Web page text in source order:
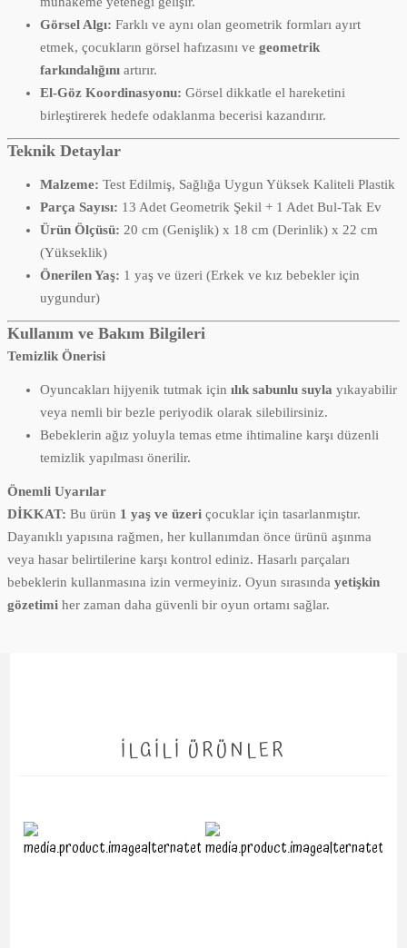
Görsel Algı: Farklı ve aynı olan geometrik formları ayırt
etmek, çocukların görsel hafızasını vegeometrik
farkındalığını artırır.
El-Göz Koordinasyonu: Görsel dikkatle el hareketini
birleştirerek hedefe odaklanma becerisi kazandırır.
Teknik Detaylar
Malzeme: Test Edilmiş, Sağlığa Uygun Yüksek Kaliteli Plastik
Parça Sayısı: 13 Adet Geometrik Şekil + 1 Adet Bul-Tak Ev
Ürün Ölçüsü: 20 cm (Genişlik) x 18 cm (Derinlik) x 22 cm
(Yükseklik)
Önerilen Yaş: 1 yaş ve üzeri (Erkek ve kız bebekler için
uygundur)
Kullanım ve Bakım Bilgileri
Temizlik Önerisi
Oyuncakları hijyenik tutmak içinılık sabunlu suyla yıkayabilir
veya nemli bir bezle periyodik olarak silebilirsiniz.
Bebeklerin ağız yoluyla temas etme ihtimaline karşı düzenli
temizlik yapılması önerilir.
Önemli Uyarılar
DİKKAT: Bu ürün 1 yaş ve üzeri çocuklar için tasarlanmıştır.
Dayanıklı yapısına rağmen, her kullanımdan önce ürünü aşınma
veya hasar belirtilerine karşı kontrol ediniz. Hasarlı parçaları
bebeklerin kullanmasına izin vermeyiniz. Oyun sırasındayetişkin
gözetimi her zaman daha güvenli bir oyun ortamı sağlar.
İLGİLİ ÜRÜNLER